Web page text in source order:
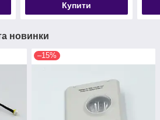
Купити
новинки
–15%